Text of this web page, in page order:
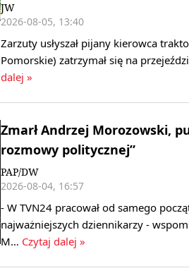
JW
2026-08-05, 13:40
Zarzuty usłyszał pijany kierowca
Pomorskie) zatrzymał się na
dalej »
Zmarł Andrzej Morozowski,
rozmowy politycznej”
PAP/DW
2026-08-04, 16:57
- W TVN24 pracował od samego
najważniejszych dziennikarzy -
M… Czytaj dalej »